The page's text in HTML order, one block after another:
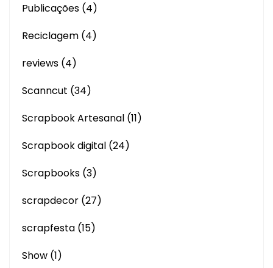
Publicações (4)
Reciclagem (4)
reviews (4)
Scanncut (34)
Scrapbook Artesanal (11)
Scrapbook digital (24)
Scrapbooks (3)
scrapdecor (27)
scrapfesta (15)
Show (1)